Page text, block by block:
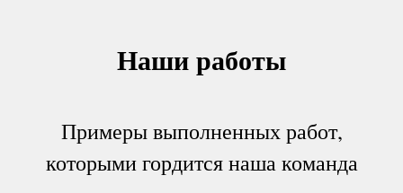
Наши работы
Примеры выполненных работ,
которыми гордится наша команда